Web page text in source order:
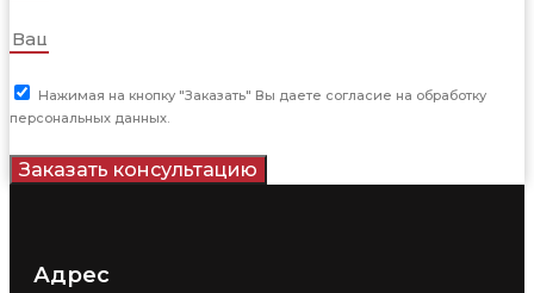
Нажимая на кнопку "Заказать" Вы даете согласие на обработку
персональных данных.
Заказать консультацию
Адрес